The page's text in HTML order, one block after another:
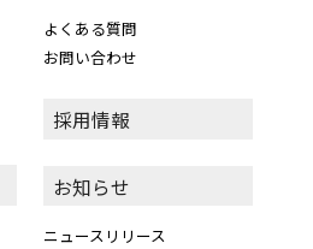
よくある質問
お問い合わせ
採用情報
お知らせ
ニュースリリース